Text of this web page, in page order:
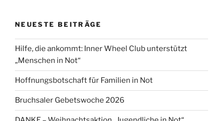
NEUESTE BEITRÄGE
Hilfe, die ankommt: Inner Wheel Club unterstützt
„Menschen in Not“
Hoffnungsbotschaft für Familien in Not
Bruchsaler Gebetswoche 2026